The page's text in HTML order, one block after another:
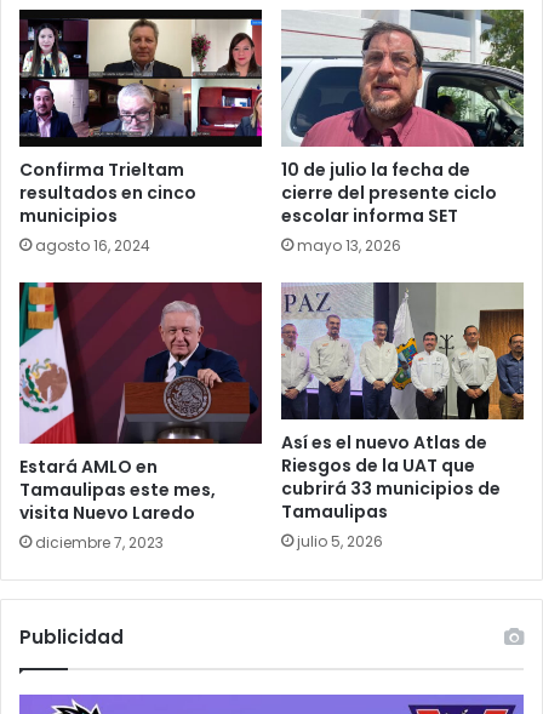
Confirma Trieltam
resultados en cinco
municipios
agosto 16, 2024
10 de julio la fecha de
cierre del presente ciclo
escolar informa SET
mayo 13, 2026
Estará AMLO en
Tamaulipas este mes,
visita Nuevo Laredo
diciembre 7, 2023
Así es el nuevo Atlas de
Riesgos de la UAT que
cubrirá 33 municipios de
Tamaulipas
julio 5, 2026
Publicidad